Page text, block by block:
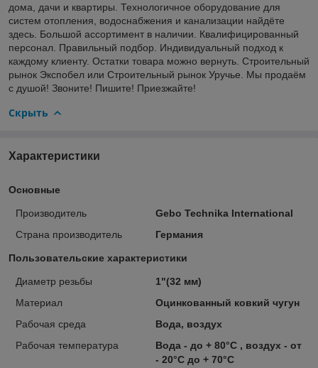
дома, дачи и квартиры. Технологичное оборудование для
систем отопления, водоснабжения и канализации найдёте
здесь. Большой ассортимент в наличии. Квалифицированный
персонал. Правильный подбор. Индивидуальный подход к
каждому клиенту. Остатки товара можно вернуть. Строительный
рынок Экспобел или Строительный рынок Уручье. Мы продаём
с душой! Звоните! Пишите! Приезжайте!
Скрыть
Характеристики
Основные
Производитель
Gebo Technika International
Страна производитель
Германия
Пользовательские характеристики
Диаметр резьбы
1"(32 мм)
Материал
Оцинкованный ковкий чугун
Рабочая среда
Вода, воздух
Рабочая температура
Вода - до + 80°C , воздух - от
- 20°C дo + 70°C